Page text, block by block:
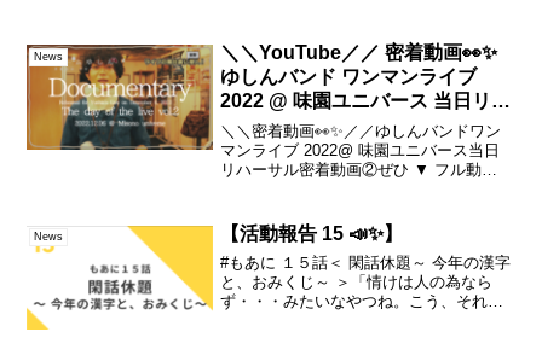
ゆしん#バンド▼ゆしん Linkt...
News
＼＼YouTube／／ 密着動画👀✨
ゆしんバンド ワンマンライブ
2022 @ 味園ユニバース 当日リハ
ーサル密着動画②
＼＼密着動画👀✨／／ゆしんバンドワン
マンライブ 2022@ 味園ユニバース当日
リハーサル密着動画②ぜひ ▼ フル動
の葉を伝ふ～ よりーーーーーー▼ゆしん
...
News 【活動報告 15 📣✨】
#もあに １５話＜ 閑話休題～ 今年の漢字
と、おみくじ～ ＞「情けは人の為なら
ず・・・みたいなやつね。こう、それは